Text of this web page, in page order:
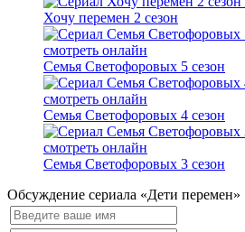
Хочу перемен 2 сезон
Семья Светофоровых 5 сезон
Семья Светофоровых 4 сезон
Семья Светофоровых 3 сезон
Обсуждение сериала «Дети перемен»